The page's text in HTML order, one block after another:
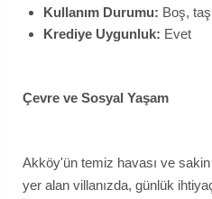
Kullanım Durumu: Boş,
Krediye Uygunluk: Evet
Çevre ve Sosyal Yaşam
Akköy'ün temiz havası ve
yer alan villanızda, günlük